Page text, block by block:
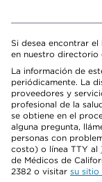
Si desea encontrar
en nuestro directorio
La información de
periódicamente. La
proveedores y
profesional de la
se obtiene en el
alguna pregunta,
personas con
costo) o línea TTY al
de Médicos de
2382 o visitar su sitio